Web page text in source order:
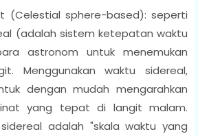
(Celestial sphere-based): seperti
(adalah sistem ketepatan waktu
astronom untuk menemukan
Menggunakan waktu sidereal,
dengan mudah mengarahkan
yang tepat di langit malam.
adalah "skala waktu yang